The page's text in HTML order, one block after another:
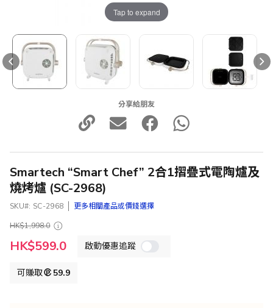
Tap to expand
分享給朋友
Smartech “Smart Chef” 2合1摺疊式電陶爐及
燒烤爐 (SC-2968)
SKU SC-2968
更多相關產品或價錢選擇
HK$1,998.0
特
殊
HK$599.0 啟動優惠追蹤
可賺取 59.9